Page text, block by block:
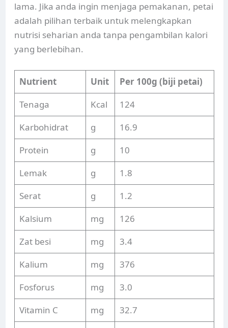
lama. Jika anda ingin menjaga pemakanan, petai
adalah pilihan terbaik untuk melengkapkan
nutrisi seharian anda tanpa pengambilan kalori
yang berlebihan.
Nutrient Unit
Per 100g (biji petai)
Tenaga
Kcal
124
Karbohidrat
g
16.9
Protein
g
10
Lemak
g
1.8
Serat
g
1.2
Kalsium
mg
126
Zat besi
mg
3.4
Kalium
mg
376
Fosforus
mg
3.0
Vitamin C
mg
32.7